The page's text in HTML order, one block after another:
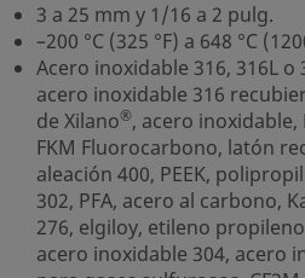
3 a 25 mm y 1/16 a 2 pulg.
–200 °C (325 °F) a 648 °C
Acero inoxidable 316, 316L o
acero inoxidable 316
de Xilano®, acero inoxidable,
FKM Fluorocarbono, latón
aleación 400, PEEK,
302, PFA, acero al carbono,
276, elgiloy, etileno
acero inoxidable 304, acero